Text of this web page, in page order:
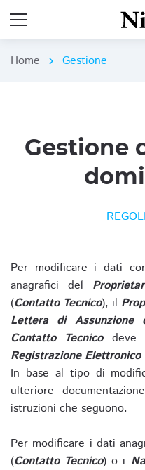
Home chevron_right Gestione
Gestione
Per modificare i dati
anagrafici del
(Contatto Tecnico), il
Lettera di Assunzione
Contatto Tecnicodeve
Registrazione Elettronico
In base al tipo di
ulteriore
istruzioni che seguono.
Per modificare i dati
(Contatto Tecnico) o i